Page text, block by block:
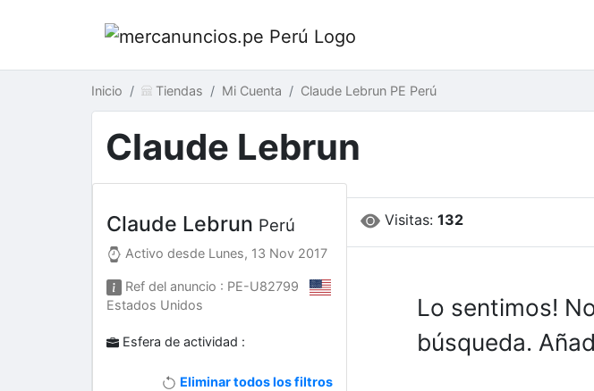
Inicio Tiendas Mi Cuenta Claude Lebrun PE Perú
Claude Lebrun
Visitas: 132
Lo sentimos!
búsqueda.
Claude Lebrun Perú
Activo desde Lunes, 13 Nov 2017
Ref del anuncio : PE-U82799
Estados Unidos
Esfera de actividad :
Eliminar todos los filtros